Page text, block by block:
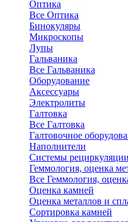
Оптика
Все Оптика
Бинокуляры
Микроскопы
Лупы
Гальваника
Все Гальваника
Оборудование
Аксессуары
Электролиты
Галтовка
Все Галтовка
Галтовочное
Наполнители
Системы
Геммология, оценка
Все Геммология,
Оценка камней
Оценка металлов и
Сортировка камней